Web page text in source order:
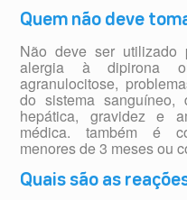
Quem não deve
Não deve ser utilizado
alergia à dipirona
agranulocitose,
do sistema sanguíneo,
hepática, gravidez e
médica. também é
menores de 3 meses ou
Quais são as